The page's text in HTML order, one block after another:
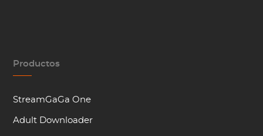
Productos
StreamGaGa One
Adult Downloader